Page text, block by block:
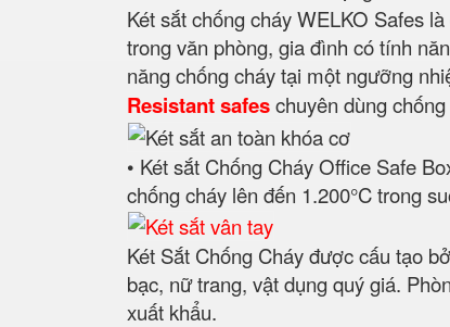
Két sắt chống cháy WELKO Safes
trong văn phòng, gia đình có tính
năng chống cháy tại một ngưỡng
Resistant safeschuyên dùng
• Két sắt Chống Cháy Office Safe
chống cháy lên đến 1.200°C trong
Két Sắt Chống Cháy được cấu tạo
bạc, nữ trang, vật dụng quý giá.
xuất khẩu.